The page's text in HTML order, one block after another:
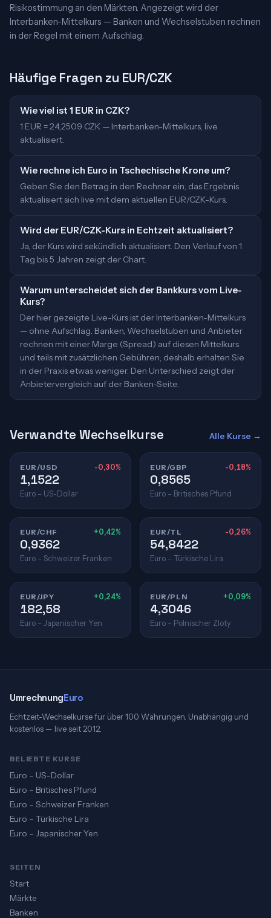
Risikostimmung an den Märkten. Angezeigt wird der
Interbanken-Mittelkurs — Banken und Wechselstuben rechnen
in der Regel mit einem Aufschlag.
Häufige Fragen zu EUR/CZK
Wie viel ist 1 EUR in CZK?
1 EUR = 24,2509 CZK — Interbanken-Mittelkurs, live
aktualisiert.
Wie rechne ich Euro in Tschechische Krone um?
Geben Sie den Betrag in den Rechner ein; das Ergebnis
aktualisiert sich live mit dem aktuellen EUR/CZK-Kurs.
Wird der EUR/CZK-Kurs in Echtzeit aktualisiert?
Ja, der Kurs wird sekündlich aktualisiert. Den Verlauf von 1
Tag bis 5 Jahren zeigt der Chart.
Warum unterscheidet sich der Bankkurs vom Live-
Kurs?
Der hier gezeigte Live-Kurs ist der Interbanken-Mittelkurs
— ohne Aufschlag. Banken, Wechselstuben und Anbieter
rechnen mit einer Marge (Spread) auf diesen Mittelkurs
und teils mit zusätzlichen Gebühren; deshalb erhalten Sie
in der Praxis etwas weniger. Den Unterschied zeigt der
Anbietervergleich auf der Banken-Seite.
Verwandte Wechselkurse Alle Kurse →
EUR/USD -0,30%
1,1522
Euro – US-Dollar
EUR/GBP -0,18%
0,8565
Euro – Britisches Pfund
EUR/CHF +0,42%
0,9362
Euro – Schweizer Franken
EUR/TL -0,26%
54,8422
Euro – Türkische Lira
EUR/JPY +0,24%
182,58
Euro – Japanischer Yen
EUR/PLN +0,09%
4,3046
Euro – Polnischer Zloty
UmrechnungEuro
Echtzeit-Wechselkurse für über 100 Währungen. Unabhängig und
kostenlos — live seit 2012.
BELIEBTE KURSE
Euro – US-Dollar
Euro – Britisches Pfund
Euro – Schweizer Franken
Euro – Türkische Lira
Euro – Japanischer Yen
SEITEN
Start
Märkte
Banken